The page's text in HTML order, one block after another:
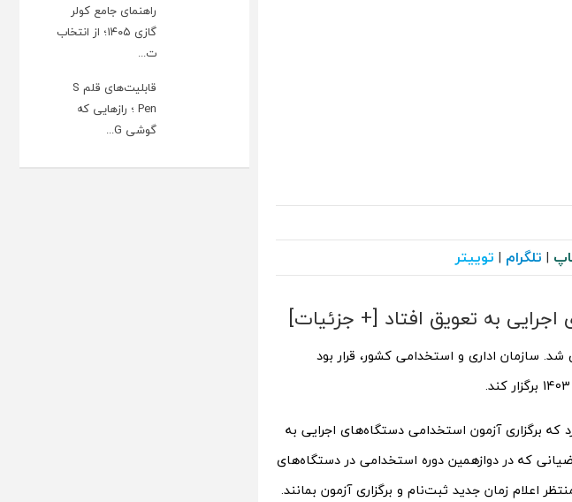
| تلگرام | توییتر
به تعویق افتاد [+ جزئیات]
شد. سازمان اداری و استخدامی کشور، قرار بود
که برگزاری آزمون استخدامی دستگاه‌های اجرایی به
که در دوازهمین دوره استخدامی در دستگاه‌های
اعلام زمان جدید ثبت‌نام و برگزاری آزمون بمانند.
راهنمای جامع کولر
گازی ۱۴۰۵؛ از انتخاب
ت...
قابلیت‌های قلم S
Pen ؛ رازهایی که
گوشی G...